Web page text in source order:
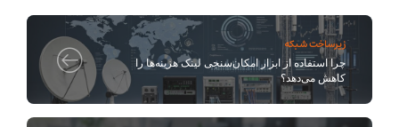
زیرساخت شبکه
چرا استفاده از ابزار امکان‌سنجی لینک هزینه‌ها را
کاهش می‌دهد؟